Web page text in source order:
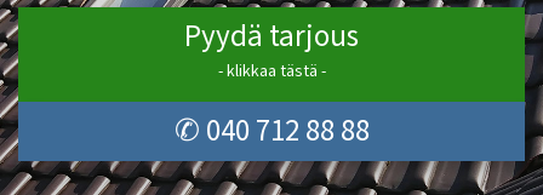
Pyydä tarjous
- klikkaa tästä -
✆ 040 712 88 88